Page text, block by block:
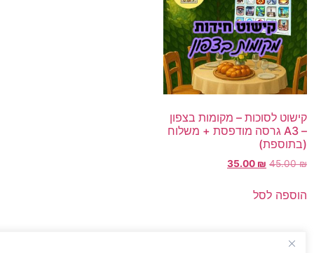
קישוט לסוכות – מקומות בצפון
– A3 גרסה מודפסת + משלוח
(בתוספת)
45.00
35.00₪
הוספה לסל